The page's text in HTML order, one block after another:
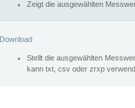
Zeigt die ausgewählten
Download
Stellt die ausgewählten
kann txt, csv oder zrxp